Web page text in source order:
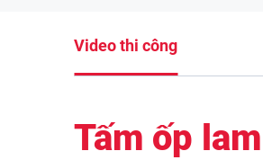
Video thi công
Tấm ốp